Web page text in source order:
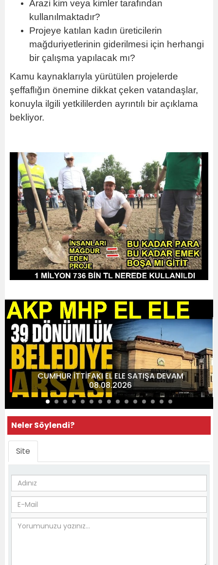
Arazi kim veya kimler tarafından
kullanılmaktadır?
Projeye katılan kadın üreticilerin
mağduriyetlerinin giderilmesi için herhangi
bir çalışma yapılacak mı?
Kamu kaynaklarıyla yürütülen projelerde
şeffaflığın önemine dikkat çeken vatandaşlar,
konuyla ilgili yetkililerden ayrıntılı bir açıklama
bekliyor.
CUMHUR İTTİFAKI EL ELE SATIŞA DEVAM
08.08.2026
Neler Söylendi?
Site